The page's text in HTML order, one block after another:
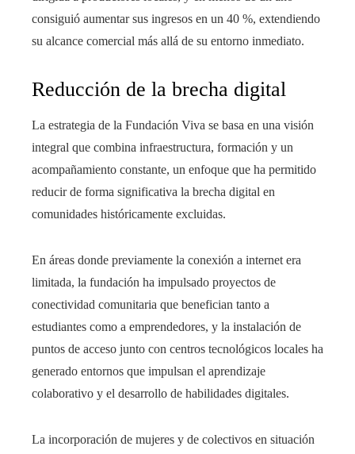
consiguió aumentar sus ingresos en un 40 %, extendiendo
su alcance comercial más allá de su entorno inmediato.
Reducción de la brecha digital
La estrategia de la Fundación Viva se basa en una visión
integral que combina infraestructura, formación y un
acompañamiento constante, un enfoque que ha permitido
reducir de forma significativa la brecha digital en
comunidades históricamente excluidas.
En áreas donde previamente la conexión a internet era
limitada, la fundación ha impulsado proyectos de
conectividad comunitaria que benefician tanto a
estudiantes como a emprendedores, y la instalación de
puntos de acceso junto con centros tecnológicos locales ha
generado entornos que impulsan el aprendizaje
colaborativo y el desarrollo de habilidades digitales.
La incorporación de mujeres y de colectivos en situación